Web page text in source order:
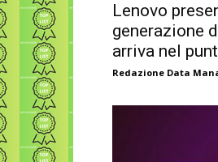
Lenovo
generazione
arriva nel
Redazione Data